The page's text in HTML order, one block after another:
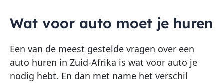
Wat voor auto moet je huren
Een van de meest gestelde vragen over een
auto huren in Zuid-Afrika is wat voor auto je
nodig hebt. En dan met name het verschil